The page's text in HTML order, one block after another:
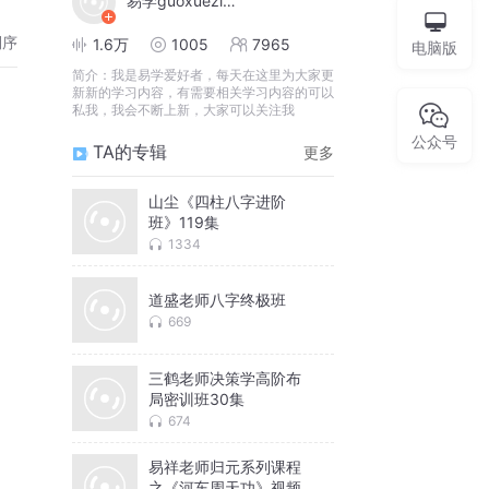
1.6万 1005 7965
简介： 我是易学爱好者，每天在这里为大家更
新新的学习内容，有需要相关学习内容的可以
私我，我会不断上新，大家可以关注我
TA的专辑 更多
山尘《四柱八字进阶
班》119集
1334
道盛老师八字终极班
669
三鹤老师决策学高阶布
局密训班30集
674
易祥老师归元系列课程
电脑版
公众号